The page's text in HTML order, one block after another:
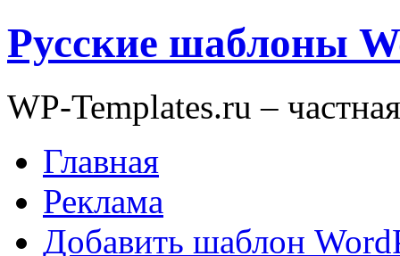
Русские шаблоны
WP-Templates.ru –
Главная
Реклама
Добавить шаблон